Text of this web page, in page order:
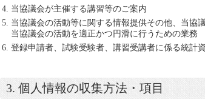
当協議会が主催する講習等のご案内
当協議会の活動等に関する情報提供その他、当協
当協議会の活動を適正かつ円滑に行うための業務
登録申請者、試験受験者、講習受講者に係る統計
3. 個人情報の収集方法・項目